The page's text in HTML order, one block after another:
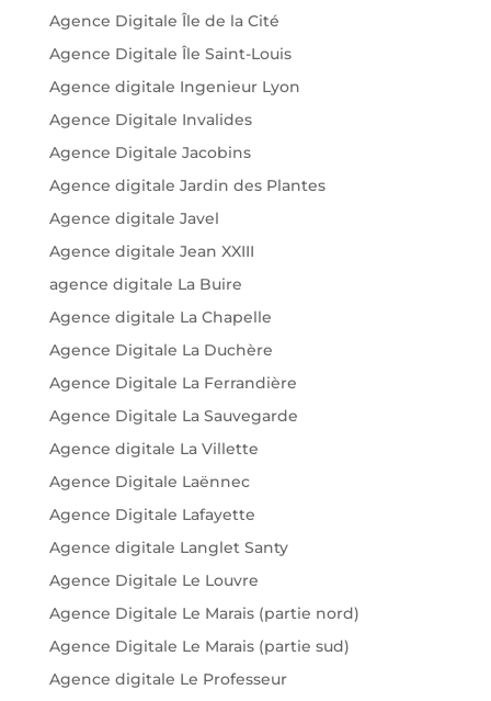
Agence Digitale Île de la Cité
Agence Digitale Île Saint-Louis
Agence digitale Ingenieur Lyon
Agence Digitale Invalides
Agence Digitale Jacobins
Agence digitale Jardin des Plantes
Agence digitale Javel
Agence digitale Jean XXIII
agence digitale La Buire
Agence digitale La Chapelle
Agence Digitale La Duchère
Agence Digitale La Ferrandière
Agence Digitale La Sauvegarde
Agence digitale La Villette
Agence Digitale Laënnec
Agence Digitale Lafayette
Agence digitale Langlet Santy
Agence Digitale Le Louvre
Agence Digitale Le Marais (partie nord)
Agence Digitale Le Marais (partie sud)
Agence digitale Le Professeur